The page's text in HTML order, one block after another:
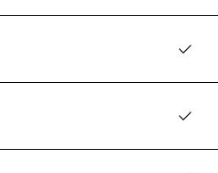
✓
✓